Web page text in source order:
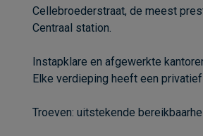
Cellebroederstraat, de meest
Centraal station.
Instapklare en afgewerkte
Elke verdieping heeft een
Troeven: uitstekende